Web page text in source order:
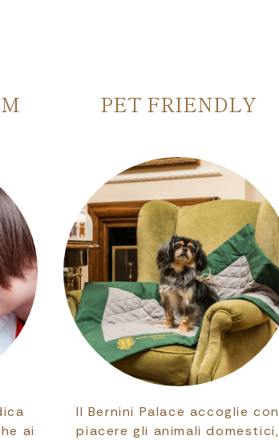
ai
PET FRIENDLY
Il Bernini Palace accoglie con
piacere gli animali domestici,